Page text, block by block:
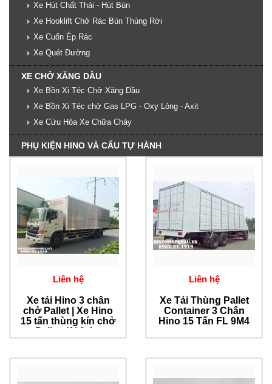
Xe Hút Chất Thải - Hút Bùn
Xe Hooklift Chở Rác Bùn Thùng Rời
Xe Cuốn Ép Rác
Xe Quét Đường
XE CHỞ XĂNG DẦU
Xe Bồn Xi Téc Chở Xăng Dầu
Xe Bồn Xi Téc chở Gas LPG - Oxy Lỏng - Axit
Xe Cứu Hỏa Xe Chữa Cháy
PHỤ KIỆN HINO VÀ CẨU TỰ HÀNH
Liên hệ
Xe tải Hino 3 chân
chở Pallet | Xe Hino
15 tấn thùng kín chở
Pallet dài 9.4m
Liên hệ
Xe Tải Thùng Pallet
Container 3 Chân
Hino 15 Tấn FL 9M4